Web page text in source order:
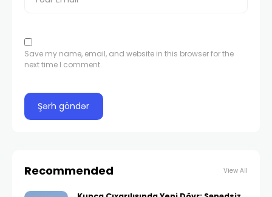
Save my name, email, and website in this browser for the
next time I comment.
Recommended View All